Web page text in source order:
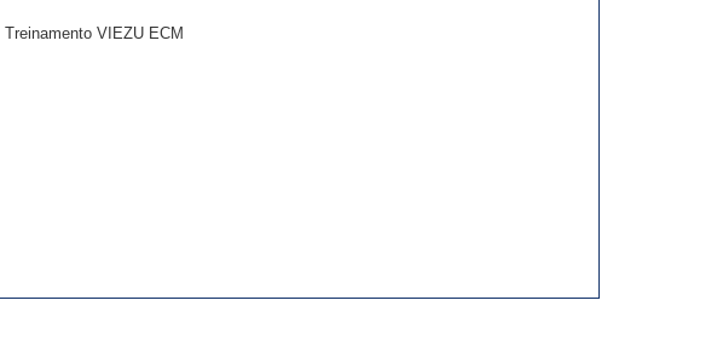
Treinamento VIEZU ECM